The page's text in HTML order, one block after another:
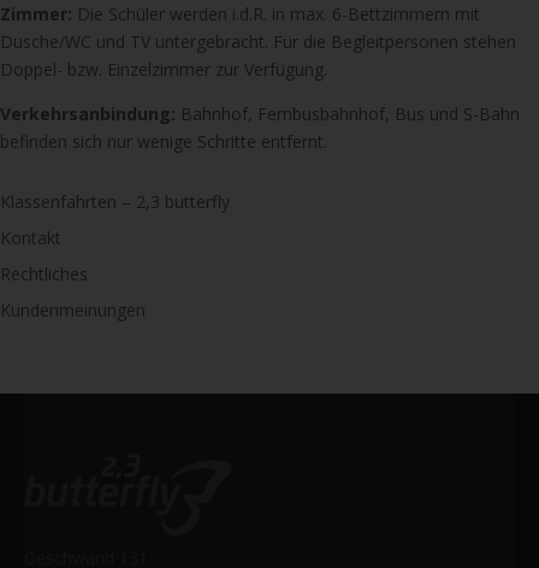
Zimmer: Die Schüler werden i.d.R. in max. 6-Bettzimmern mit
Dusche/WC und TV untergebracht. Für die Begleitpersonen stehen
Doppel- bzw. Einzelzimmer zur Verfügung.
Verkehrsanbindung: Bahnhof, Fernbusbahnhof, Bus und S-Bahn
befinden sich nur wenige Schritte entfernt.
Klassenfahrten – 2,3 butterfly
Kontakt
Rechtliches
Kundenmeinungen